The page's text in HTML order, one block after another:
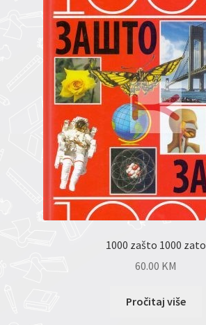
1000 zašto 1000 zato
60.00 KM
Pročitaj više